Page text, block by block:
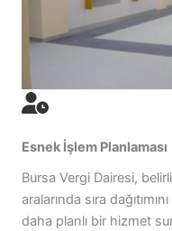
Esnek İşlem Planlaması
Bursa Vergi Dairesi,
aralarında sıra
daha planlı bir hizmet